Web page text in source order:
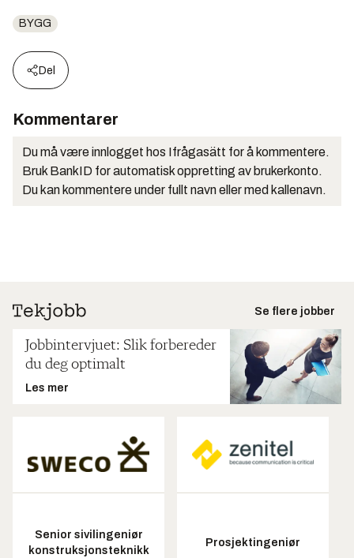
BYGG
Del
Kommentarer
Du må være innlogget hos Ifrågasätt for å kommentere.
Bruk BankID for automatisk oppretting av brukerkonto.
Du kan kommentere under fullt navn eller med kallenavn.
Se flere jobber
Jobbintervjuet: Slik forbereder
du deg optimalt
Les mer
Senior sivilingeniør
konstruksjonsteknikk
Prosjektingeniør